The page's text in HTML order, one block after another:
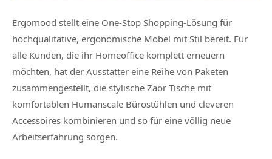
Ergomood stellt eine One-Stop Shopping-Lösung für
hochqualitative, ergonomische Möbel mit Stil bereit. Für
alle Kunden, die ihr Homeoffice komplett erneuern
möchten, hat der Ausstatter eine Reihe von Paketen
zusammengestellt, die stylische Zaor Tische mit
komfortablen Humanscale Bürostühlen und cleveren
Accessoires kombinieren und so für eine völlig neue
Arbeitserfahrung sorgen.